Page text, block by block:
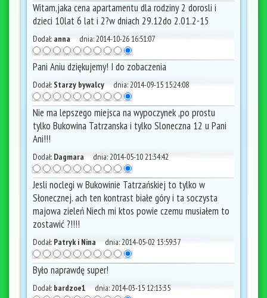
Witam,jaka cena apartamentu dla rodziny 2 dorosli i
dzieci 10lat 6 lat i 2?w dniach 29.12do 2.01.2-15
Dodał: anna dnia:2014-10-26 16:51:07
Pani Aniu dziękujemy! I do zobaczenia
Dodał: Starzy bywalcy dnia:2014-09-15 15:24:08
Nie ma lepszego miejsca na wypoczynek ,po prostu
tylko Bukowina Tatrzanska i tylko Sloneczna 12 u Pani
Ani!!!
Dodał: Dagmara dnia:2014-05-10 21:34:42
Jesli noclegi w Bukowinie Tatrzańskiej to tylko w
Słonecznej. ach ten kontrast białe góry i ta soczysta
majowa zieleń Niech mi ktos powie czemu musiałem to
zostawić ?!!!!
Dodał: Patryk i Nina dnia:2014-05-02 13:59:37
Było naprawdę super!
Dodał: bardzoe1 dnia:2014-03-15 12:13:35